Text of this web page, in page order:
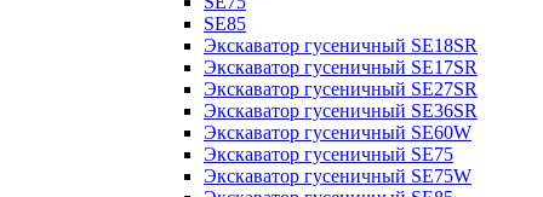
SE85
Экскаватор гусеничный SE18SR
Экскаватор гусеничный SE17SR
Экскаватор гусеничный SE27SR
Экскаватор гусеничный SE36SR
Экскаватор гусеничный SE60W
Экскаватор гусеничный SE75
Экскаватор гусеничный SE75W